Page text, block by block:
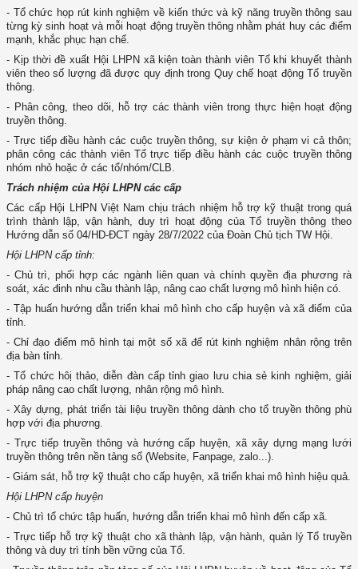
- Tổ chức họp rút kinh nghiệm về kiến thức và kỹ năng truyền thông sau
từng kỳ sinh hoạt và mỗi hoạt động truyền thông nhằm phát huy các điểm
mạnh, khắc phục hạn chế.
- Kịp thời đề xuất Hội LHPN xã kiện toàn thành viên Tổ khi khuyết thành
viên theo số lượng đã được quy định trong Quy chế hoạt động Tổ truyền
thông.
- Phân công, theo dõi, hỗ trợ các thành viên trong thực hiện hoạt động
truyền thông.
- Trực tiếp điều hành các cuộc truyền thông, sự kiện ở phạm vi cả thôn;
phân công các thành viên Tổ trực tiếp điều hành các cuộc truyền thông
nhóm nhỏ hoặc ở các tổ/nhóm/CLB.
Trách nhiệm của Hội LHPN các cấp
Các cấp Hội LHPN Việt Nam chịu trách nhiệm hỗ trợ kỹ thuật trong quá
trình thành lập, vận hành, duy trì hoạt động của Tổ truyền thông theo
Hướng dẫn số 04/HD-ĐCT ngày 28/7/2022 của Đoàn Chủ tịch TW Hội.
Hội LHPN cấp tỉnh:
- Chủ trì, phối hợp các ngành liên quan và chính quyền địa phương rà
soát, xác đinh nhu cầu thành lập, nâng cao chất lượng mô hình hiện có.
- Tập huấn hướng dẫn triển khai mô hình cho cấp huyện và xã điểm của
tỉnh.
- Chỉ đạo điểm mô hình tại một số xã để rút kinh nghiệm nhân rộng trên
địa bàn tỉnh.
- Tổ chức hôị thảo, diễn đàn cấp tỉnh giao lưu chia sẻ kinh nghiệm, giải
pháp nâng cao chất lượng, nhân rộng mô hình.
- Xây dựng, phát triển tài liệu truyền thông dành cho tổ truyền thông phù
hợp với địa phương.
- Trực tiếp truyền thông và hướng cấp huyện, xã xây dựng mạng lưới
truyền thông trên nền tảng số (Website, Fanpage, zalo...).
- Giám sát, hỗ trợ kỹ thuật cho cấp huyện, xã triển khai mô hình hiệu quả.
Hội LHPN cấp huyện
- Chủ trì tổ chức tập huấn, hướng dẫn triển khai mô hình đến cấp xã.
- Trực tiếp hỗ trợ kỹ thuật cho xã thành lập, vận hành, quản lý Tổ truyền
thông và duy trì tính bền vững của Tổ.